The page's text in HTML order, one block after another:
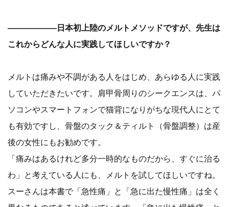
――――――日本初上陸のメルトメソッドですが、先生は
これからどんな人に実践してほしいですか？
メルトは痛みや不調がある人をはじめ、あらゆる人に実践
していただきたいです。肩甲骨周りのシークエンスは、パ
ソコンやスマートフォンで猫背になりがちな現代人にとて
も有効ですし、骨盤のタック＆ティルト（骨盤調整）は産
後の女性にもお勧めです。
「痛みはあるけれど多分一時的なものだから、すぐに治る
わ」と考えている人にも、メルトを試してほしいですね。
スーさんは本書で「急性痛」と「急に出た慢性痛」は全く